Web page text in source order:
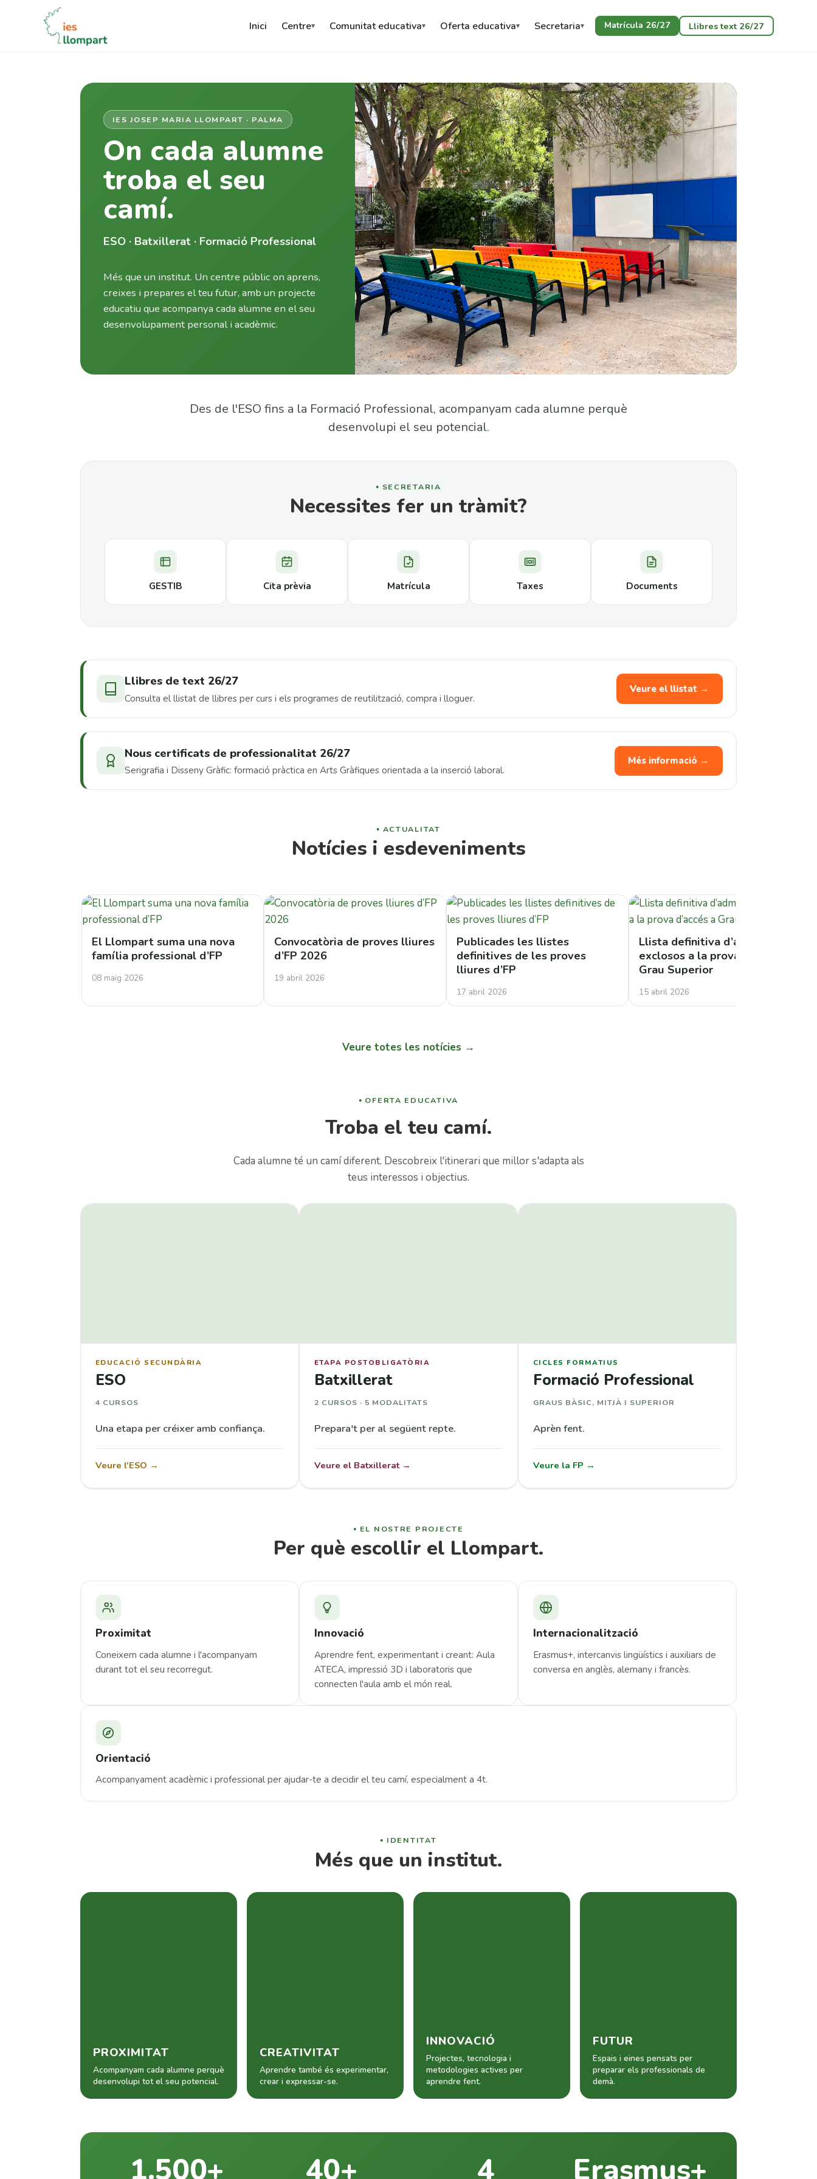
Inici Centre Comunitat educativa Oferta educativa Secretaria Matrícula 26/27 Llibres text 26/27
IES JOSEP MARIA LLOMPART · PALMA
On cada alumne
troba el seu
camí.
ESO · Batxillerat · Formació Professional
Més que un institut. Un centre públic on aprens,
creixes i prepares el teu futur, amb un projecte
educatiu que acompanya cada alumne en el seu
desenvolupament personal i acadèmic.
Des de l'ESO fins a la Formació Professional, acompanyam cada alumne perquè
desenvolupi el seu potencial.
SECRETARIA
Necessites fer un tràmit?
GESTIB Cita prèvia Matrícula Taxes Documents
Llibres de text 26/27
Consulta el llistat de llibres per curs i els programes de reutilització, compra i lloguer.
Veure el llistat →
Nous certificats de professionalitat 26/27
Serigrafia i Disseny Gràfic: formació pràctica en Arts Gràfiques orientada a la inserció laboral.
Més informació →
ACTUALITAT
Notícies i esdeveniments
El Llompart suma una nova
família professional d’FP
08 maig 2026
Convocatòria de proves lliures
d’FP 2026
19 abril 2026
Publicades les llistes
definitives de les proves
lliures d’FP
17 abril 2026
Llista definitiva d’admesos i
exclosos a la prova d’accés a
Grau Superior
15 abril 2026
Veure totes les notícies →
OFERTA EDUCATIVA
Troba el teu camí.
Cada alumne té un camí diferent. Descobreix l'itinerari que millor s'adapta als
teus interessos i objectius.
EDUCACIÓ SECUNDÀRIA
ESO
4 CURSOS
Una etapa per créixer amb confiança.
Veure l'ESO →
ETAPA POSTOBLIGATÒRIA
Batxillerat
2 CURSOS · 5 MODALITATS
Prepara't per al següent repte.
Veure el Batxillerat →
CICLES FORMATIUS
Formació Professional
GRAUS BÀSIC, MITJÀ I SUPERIOR
Aprèn fent.
Veure la FP →
EL NOSTRE PROJECTE
Per què escollir el Llompart.
Proximitat
Coneixem cada alumne i l'acompanyam
durant tot el seu recorregut.
Innovació
Aprendre fent, experimentant i creant: Aula
ATECA, impressió 3D i laboratoris que
connecten l'aula amb el món real.
Internacionalització
Erasmus+, intercanvis lingüístics i auxiliars de
conversa en anglès, alemany i francès.
Orientació
Acompanyament acadèmic i professional per ajudar-te a decidir el teu camí, especialment a 4t.
IDENTITAT
Més que un institut.
PROXIMITAT
Acompanyam cada alumne perquè
desenvolupi tot el seu potencial.
CREATIVITAT
Aprendre també és experimentar,
crear i expressar-se.
INNOVACIÓ
Projectes, tecnologia i
metodologies actives per
aprendre fent.
FUTUR
Espais i eines pensats per
preparar els professionals de
demà.
1.500+ 40+ 4 Erasmus+